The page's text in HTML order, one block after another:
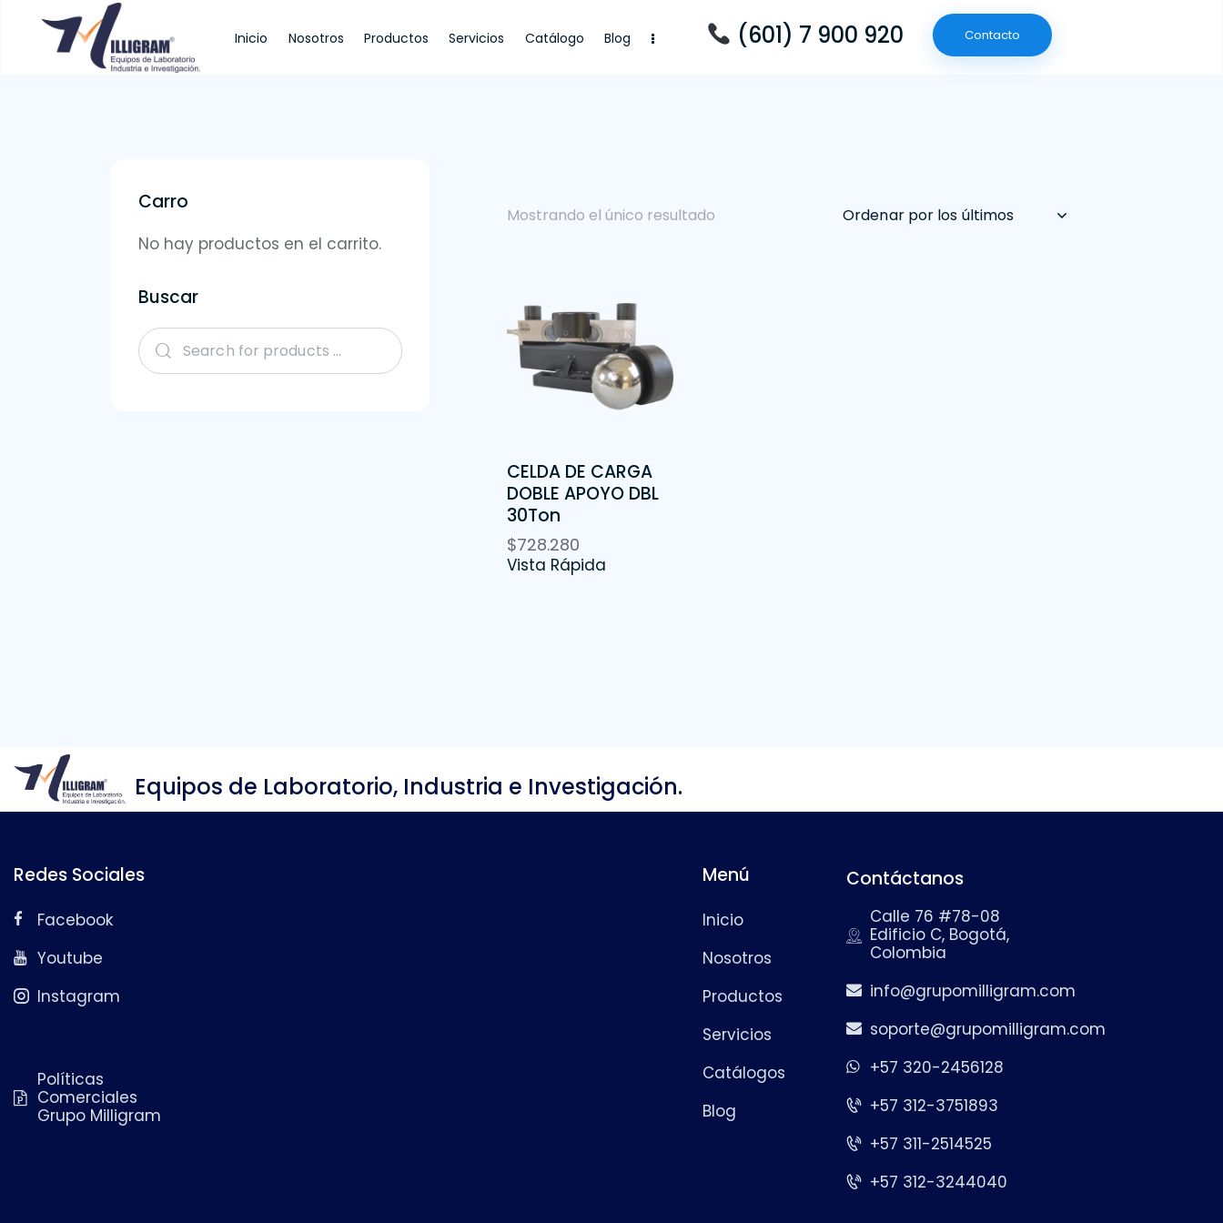
Inicio Nosotros Productos Servicios Catálogo Blog (601) 7 900 920 Contacto
Mostrando el único resultado
CELDA DE CARGA
DOBLE APOYO DBL
30Ton
$728.280
Vista Rápida
Carro
No hay productos en el carrito.
Buscar
Equipos de Laboratorio, Industria e Investigación.
Redes Sociales
Facebook
Youtube
Instagram
Políticas
Comerciales
Grupo Milligram
Menú
Inicio
Nosotros
Productos
Servicios
Catálogos
Blog
Contáctanos
Calle 76 #78-08
Edificio C, Bogotá,
Colombia
info@grupomilligram.com
soporte@grupomilligram.com
+57 320-2456128
+57 312-3751893
+57 311-2514525
+57 312-3244040